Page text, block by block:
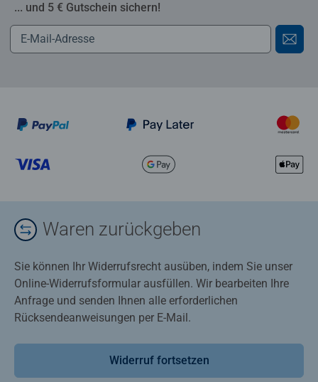
... und 5 € Gutschein sichern!
Waren zurückgeben
Sie können Ihr Widerrufsrecht ausüben, indem Sie unser
Online-Widerrufsformular ausfüllen. Wir bearbeiten Ihre
Anfrage und senden Ihnen alle erforderlichen
Rücksendeanweisungen per E-Mail.
Widerruf fortsetzen